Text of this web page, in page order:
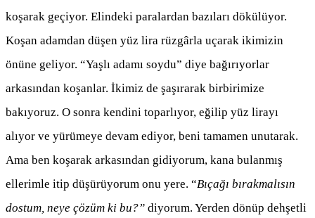
koşarak geçiyor. Elindeki paralardan bazıları dökülüyor.
Koşan adamdan düşen yüz lira rüzgârla uçarak ikimizin
önüne geliyor. “Yaşlı adamı soydu” diye bağırıyorlar
arkasından koşanlar. İkimiz de şaşırarak birbirimize
bakıyoruz. O sonra kendini toparlıyor, eğilip yüz lirayı
alıyor ve yürümeye devam ediyor, beni tamamen unutarak.
Ama ben koşarak arkasından gidiyorum, kana bulanmış
ellerimle itip düşürüyorum onu yere. “Bıçağı bırakmalısın
dostum, neye çözüm ki bu?” diyorum. Yerden dönüp dehşetli